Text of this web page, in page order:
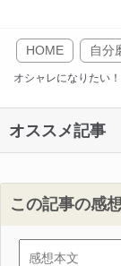
HOME 自分
オシャレになりたい
オススメ記事
この記事の感